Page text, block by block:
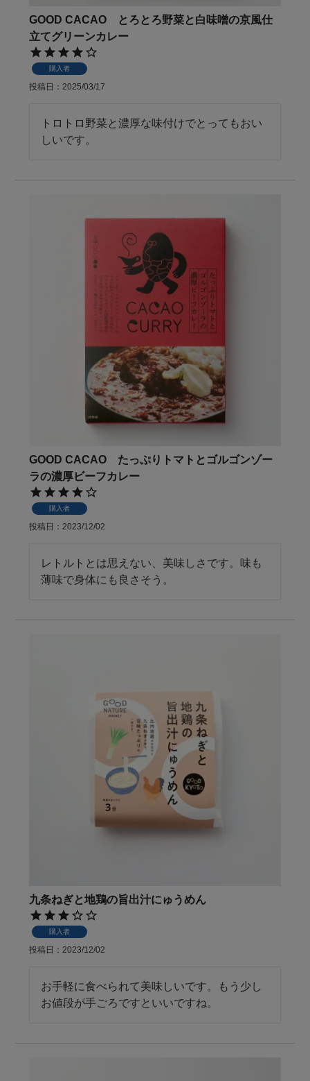
GOOD CACAO とろとろ野菜と白味噌の京風仕
立てグリーンカレー
購入者
投稿日 2025/03/17
トロトロ野菜と濃厚な味付けでとってもおい
しいです。
GOOD CACAO たっぷりトマトとゴルゴンゾー
ラの濃厚ビーフカレー
購入者
投稿日 2023/12/02
レトルトとは思えない、美味しさです。味も
薄味で身体にも良さそう。
九条ねぎと地鶏の旨出汁にゅうめん
購入者
投稿日 2023/12/02
お手軽に食べられて美味しいです。もう少し